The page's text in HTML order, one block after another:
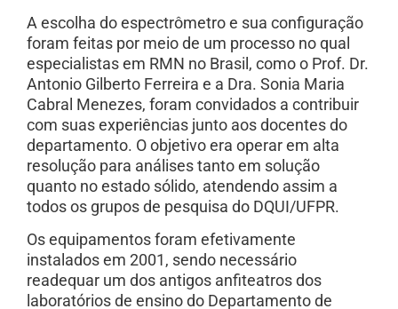
A escolha do espectrômetro e sua configuração
foram feitas por meio de um processo no qual
especialistas em RMN no Brasil, como o Prof. Dr.
Antonio Gilberto Ferreira e a Dra. Sonia Maria
Cabral Menezes, foram convidados a contribuir
com suas experiências junto aos docentes do
departamento. O objetivo era operar em alta
resolução para análises tanto em solução
quanto no estado sólido, atendendo assim a
todos os grupos de pesquisa do DQUI/UFPR.
Os equipamentos foram efetivamente
instalados em 2001, sendo necessário
readequar um dos antigos anfiteatros dos
laboratórios de ensino do Departamento de